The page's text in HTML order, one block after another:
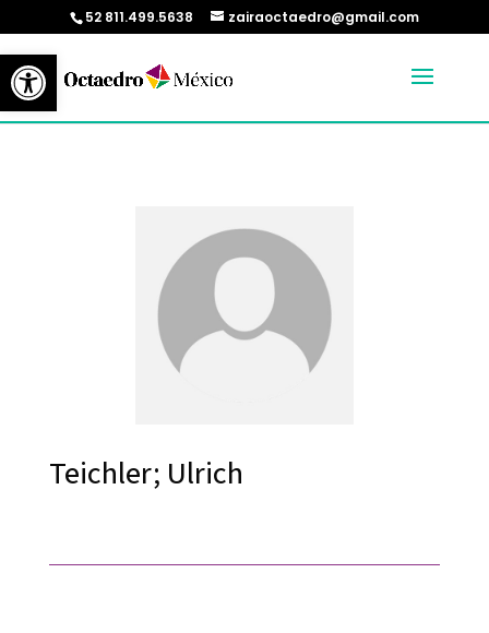
Abrir barra de herramientas
52 811.499.5638 zairaoctaedro@gmail.com
Teichler; Ulrich